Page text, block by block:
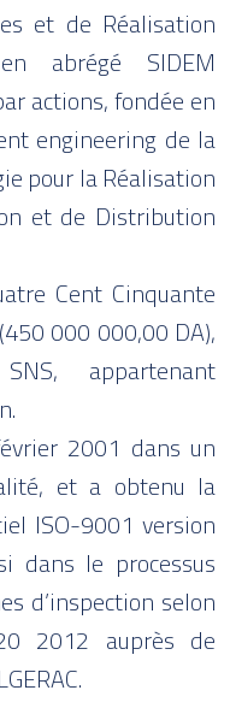
et de Réalisation
abrégé SIDEM
actions, fondée en
engineering de la
pour la Réalisation
et de Distribution
Cent Cinquante
000 000,00 DA),
appartenant
2001 dans un
et a obtenu la
ISO-9001 version
dans le processus
d’inspection selon
2012 auprès de